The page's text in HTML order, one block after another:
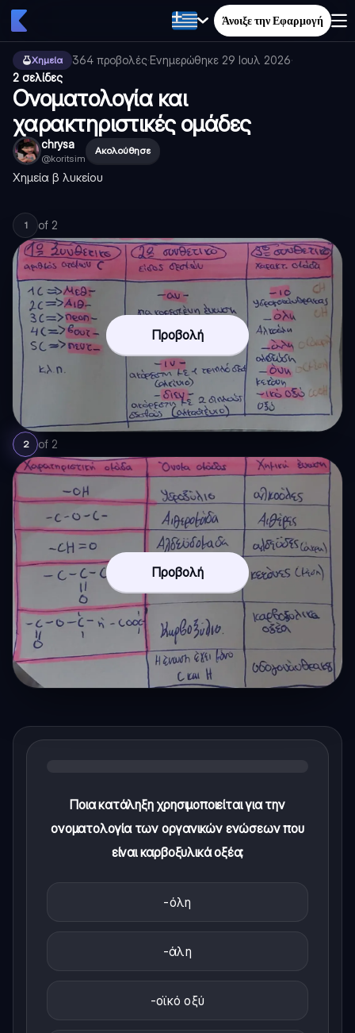
Άνοιξε την Εφαρμογή
Χημεία 364 προβολές·Ενημερώθηκε 29 Ιουλ 2026·
2 σελίδες
Ονοματολογία και
χαρακτηριστικές ομάδες
chrysa
@koritsim
Ακολούθησε
Χημεία β λυκείου
1 of 2
Προβολή
2 of 2
Προβολή
Ποια κατάληξη χρησιμοποιείται για την
ονοματολογία των οργανικών ενώσεων που
είναι καρβοξυλικά οξέα;
-όλη
-άλη
-οϊκό οξύ